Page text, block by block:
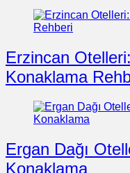
Erzincan
Konaklama
Ergan Dağı
Konaklama